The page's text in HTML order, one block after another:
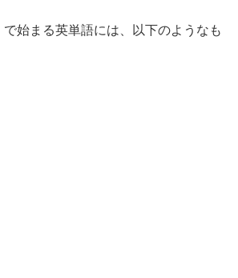
で始まる英単語には、以下のようなも